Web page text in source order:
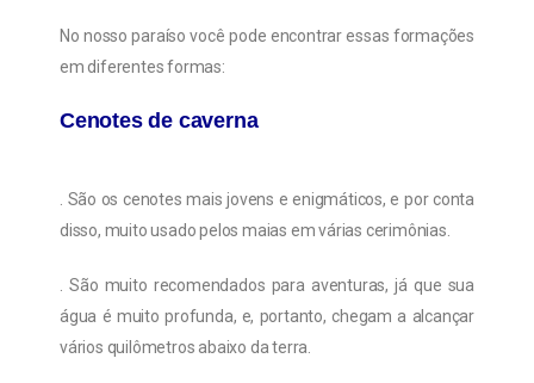
No nosso paraíso você pode encontrar essas formações
em diferentes formas:
Cenotes de caverna
. São os cenotes mais jovens e enigmáticos, e por conta
disso, muito usado pelos maias em várias cerimônias.
. São muito recomendados para aventuras, já que sua
água é muito profunda, e, portanto, chegam a alcançar
vários quilômetros abaixo da terra.